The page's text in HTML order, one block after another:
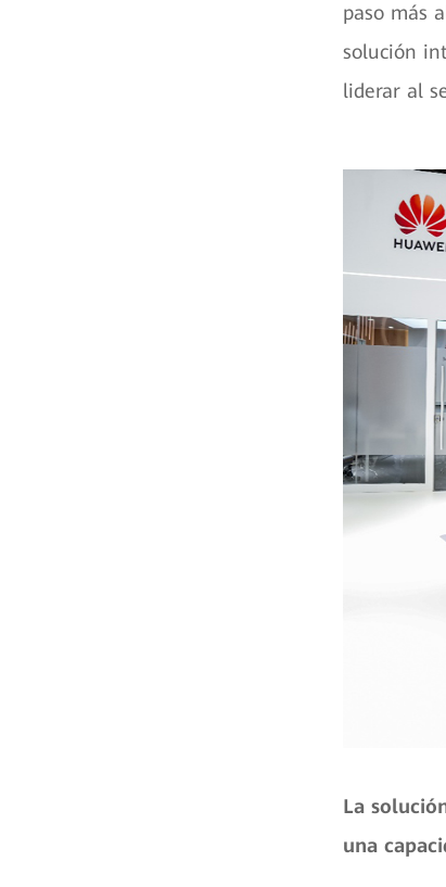
paso más
solución
liderar al
La
una